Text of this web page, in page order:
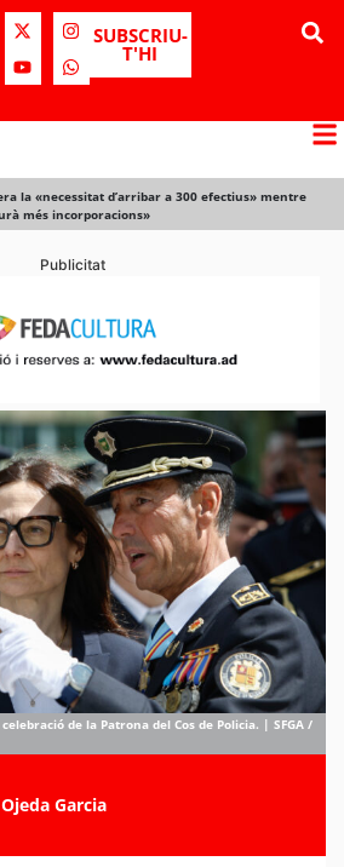
SUBSCRIU-
T'HI
la «necessitat d’arribar a 300 efectius» mentre
més incorporacions»
Publicitat
de la Patrona del Cos de Policia. | SFGA /
Garcia